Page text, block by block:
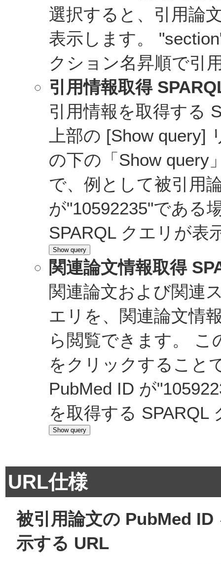
選択すると、引用論
表示します。
クション名昇順で引
引用情報取得
引用情報を取得する
上部の [Show query]
の下の「Show query
で、例として被引用
が"10592235"である
SPARQL クエリが表
関連論文情報取得
関連論文および関連
エリを、関連論文情
ら閲覧できます。 こ
をクリックすること
PubMed ID が
を取得する SPARQL
URL仕様
被引用論文の PubMed
示する URL